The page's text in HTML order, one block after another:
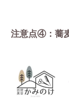
注意点④：蕎